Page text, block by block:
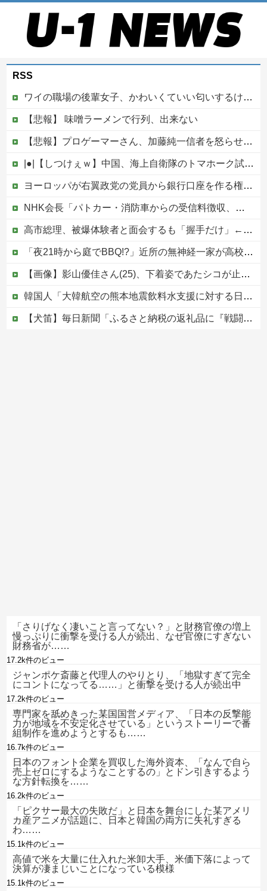
RSS
ワイの職場の後輩女子、かわいくていい匂いするけどマジでとんでもなく無能
【悲報】 味噌ラーメンで行列、出来ない
【悲報】プロゲーマーさん、加藤純一信者を怒らせてしまった結果、好き嫌い5位にwwwwwwww
|●|【しつけぇｗ】中国、海上自衛隊のトマホーク試射を批判「周辺の安全保障上の脅威を口実に再軍備を加速している」
ヨーロッパが右翼政党の党員から銀行口座を作る権利を剥奪、そのせいで皮肉すぎる展開に突入しており……
NHK会長「パトカー・消防車からの受信料徴収、猛反発が凄いので検討し直します…」他
高市総理、被爆体験者と面会するも「握手だけ」←何のために会うんだよ…
「夜21時から庭でBBQ!?」近所の無神経一家が高校生を集めて大騒ぎ！役所の環境課に勤める父親も放置・・ギャーギャー騒いでるのに何で注意しないの？
【画像】影山優佳さん(25)、下着姿であたシコが止まらない
韓国人「大韓航空の熊本地震飲料水支援に対する日本人の反応をご覧ください・・・」→「」
【犬笛】毎日新聞「ふるさと納税の返礼品に『戦闘機の清掃体験』」→サヨク発狂「徴兵制ガー！」…ネット「どういう論理構造を立てた結果その思考に至った...
「さりげなく凄いこと言ってない？」と財務官僚の増上
慢っぷりに衝撃を受ける人が続出、なぜ官僚にすぎない
財務省が……
17.2k件のビュー
ジャンポケ斎藤と代理人のやりとり、「地獄すぎて完全
にコントになってる……」と衝撃を受ける人が続出中
17.2k件のビュー
専門家を舐めきった某国国営メディア、「日本の反撃能
力が地域を不安定化させている」というストーリーで番
組制作を進めようとするも……
16.7k件のビュー
日本のフォント企業を買収した海外資本、「なんで自ら
売上ゼロにするようなことするの」とドン引きするよう
な方針転換を……
16.2k件のビュー
「ピクサー最大の失敗だ」と日本を舞台にした某アメリ
カ産アニメが話題に、日本と韓国の両方に失礼すぎる
わ……
15.1k件のビュー
高値で米を大量に仕入れた米卸大手、米価下落によって
決算が凄まじいことになっている模様
15.1k件のビュー